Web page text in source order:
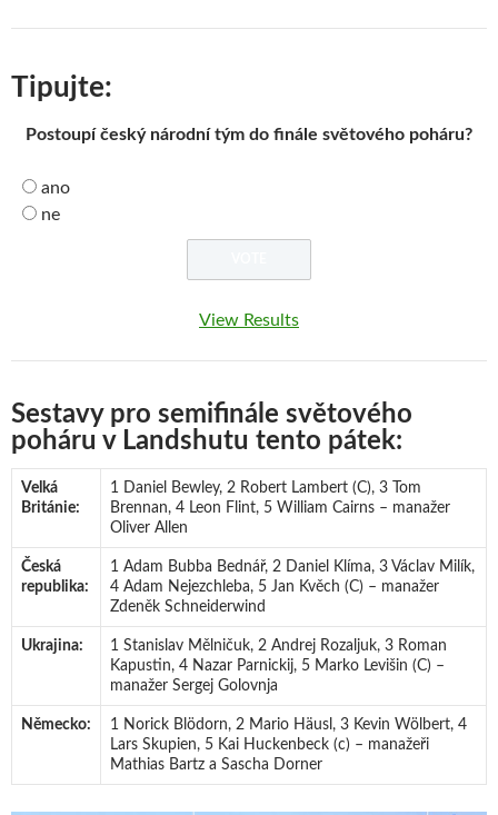
Tipujte:
Postoupí český národní tým do finále světového poháru?
ano
ne
View Results
Sestavy pro semifinále světového
poháru v Landshutu tento pátek:
Velká
Británie:
1 Daniel Bewley, 2 Robert Lambert (C), 3 Tom
Brennan, 4 Leon Flint, 5 William Cairns – manažer
Oliver Allen
Česká
republika:
1 Adam Bubba Bednář, 2 Daniel Klíma, 3 Václav Milík,
4 Adam Nejezchleba, 5 Jan Kvěch (C) – manažer
Zdeněk Schneiderwind
Ukrajina:
1 Stanislav Mělničuk, 2 Andrej Rozaljuk, 3 Roman
Kapustin, 4 Nazar Parnickij, 5 Marko Levišin (C) –
manažer Sergej Golovnja
Německo:
1 Norick Blödorn, 2 Mario Häusl, 3 Kevin Wölbert, 4
Lars Skupien, 5 Kai Huckenbeck (c) – manažeři
Mathias Bartz a Sascha Dorner